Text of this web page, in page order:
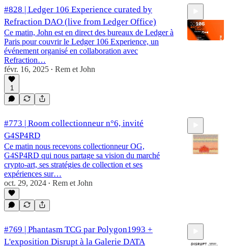
#828 | Ledger 106 Experience curated by
Refraction DAO (live from Ledger Office)
Ce matin, John est en direct des bureaux de Ledger à
Paris pour couvrir le Ledger 106 Experience, un
événement organisé en collaboration avec
Refraction…
févr. 16, 2025 • Rem et John
1
#773 | Room collectionneur n°6, invité
G4SP4RD
Ce matin nous recevons collectionneur OG,
G4SP4RD qui nous partage sa vision du marché
crypto-art, ses stratégies de collection et ses
expériences sur…
oct. 29, 2024 • Rem et John
#769 | Phantasm TCG par Polygon1993 +
L'exposition Disrupt à la Galerie DATA